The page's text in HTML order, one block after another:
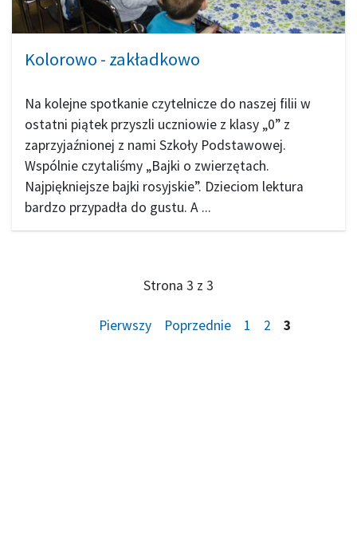
Kolorowo - zakładkowo
Na kolejne spotkanie czytelnicze do naszej filii w
ostatni piątek przyszli uczniowie z klasy „0” z
zaprzyjaźnionej z nami Szkoły Podstawowej.
Wspólnie czytaliśmy „Bajki o zwierzętach.
Najpiękniejsze bajki rosyjskie”. Dzieciom lektura
bardzo przypadła do gustu. A ...
Strona 3 z 3
Pierwszy Poprzednie 1 2 3